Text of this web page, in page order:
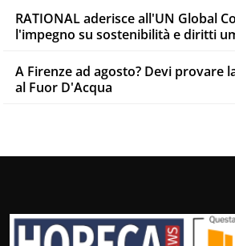
RATIONAL aderisce all'UN Global
l'impegno su sostenibilità e diritti
A Firenze ad agosto? Devi provare
al Fuor D'Acqua